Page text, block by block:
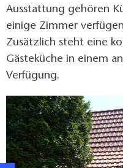
Ausstattung gehören
einige Zimmer
Zusätzlich steht eine
Gästeküche in einem
Verfügung.